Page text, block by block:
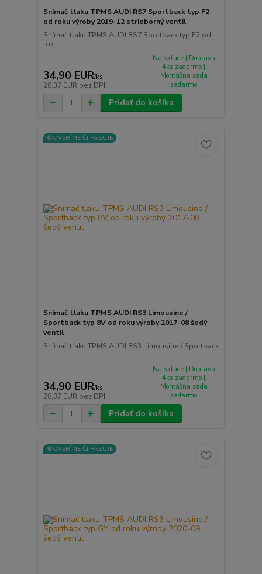
Snímač tlaku TPMS AUDI RS7 Sportback typ F2
od roku výroby 2019-12 strieborný ventil
Snímač tlaku TPMS AUDI RS7 Sportback typ F2 od
rok...
34,90 EUR/ks
28,37 EUR bez DPH
Na sklade | Doprava
4ks zadarmo |
Montážna sada
zadarmo
Pridať do košíka
⚙️OVERÍME ČI PASUJE
Snímač tlaku TPMS AUDI RS3 Limousine /
Sportback typ 8V od roku výroby 2017-08 šedý
ventil
Snímač tlaku TPMS AUDI RS3 Limousine / Sportback
t...
34,90 EUR/ks
28,37 EUR bez DPH
Na sklade | Doprava
4ks zadarmo |
Montážna sada
zadarmo
Pridať do košíka
⚙️OVERÍME ČI PASUJE